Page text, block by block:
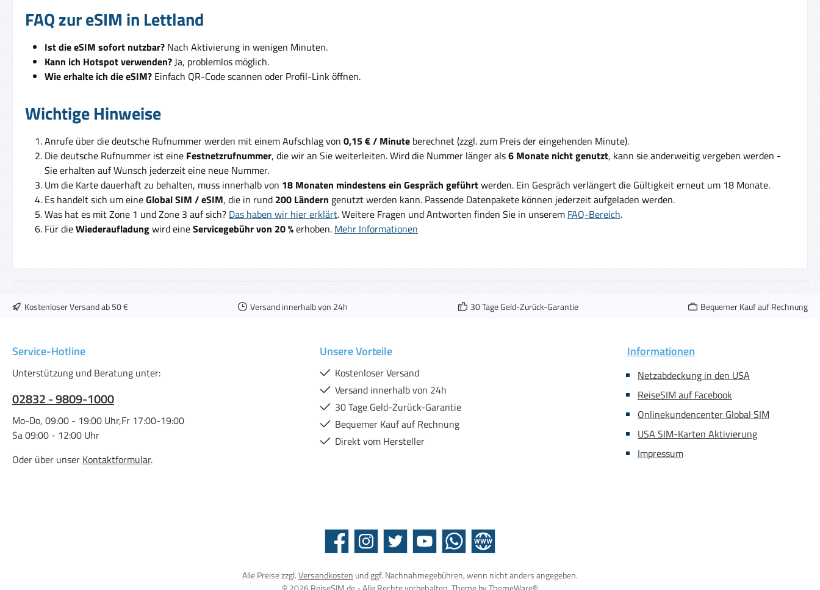
FAQ zur eSIM in Lettland
Ist die eSIM sofort nutzbar? Nach Aktivierung in wenigen Minuten.
Kann ich Hotspot verwenden? Ja, problemlos möglich.
Wie erhalte ich die eSIM? Einfach QR-Code scannen oder Profil-Link öffnen.
Wichtige Hinweise
Anrufe über die deutsche Rufnummer werden mit einem Aufschlag von 0,15 € / Minute berechnet (zzgl. zum Preis der eingehenden Minute).
Die deutsche Rufnummer ist eine Festnetzrufnummer, die wir an Sie weiterleiten. Wird die Nummer länger als6 Monate nicht genutzt, kann sie anderweitig vergeben werden -
Sie erhalten auf Wunsch jederzeit eine neue Nummer.
Um die Karte dauerhaft zu behalten, muss innerhalb von 18 Monaten mindestens ein Gespräch geführtwerden. Ein Gespräch verlängert die Gültigkeit erneut um 18 Monate.
Es handelt sich um eineGlobal SIM / eSIM, die in rund 200 Ländern genutzt werden kann. Passende Datenpakete können jederzeit aufgeladen werden.
Was hat es mit Zone 1 und Zone 3 auf sich? Das haben wir hier erklärt. Weitere Fragen und Antworten finden Sie in unserem FAQ-Bereich.
Für dieWiederaufladungwird eineServicegebühr von 20 %erhoben. Mehr Informationen
Kostenloser Versand ab 50 € Versand innerhalb von 24h 30 Tage Geld-Zurück-Garantie Bequemer Kauf auf Rechnung
Service-Hotline
Unterstützung und Beratung unter:
02832 - 9809-1000
Mo-Do, 09:00 - 19:00 Uhr,Fr 17:00-19:00
Sa 09:00 - 12:00 Uhr
Oder über unser Kontaktformular.
Unsere Vorteile
Kostenloser Versand
Versand innerhalb von 24h
30 Tage Geld-Zurück-Garantie
Bequemer Kauf auf Rechnung
Direkt vom Hersteller
Informationen
Netzabdeckung in den USA
ReiseSIM auf Facebook
Onlinekundencenter Global SIM
USA SIM-Karten Aktivierung
Impressum
Facebook Instagram Twitter YouTube WhatsAppWebsite
Alle Preise zzgl.Versandkosten und ggf. Nachnahmegebühren, wenn nicht anders angegeben.